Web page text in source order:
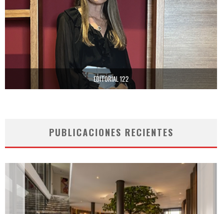
EDITORIAL 122
PUBLICACIONES RECIENTES